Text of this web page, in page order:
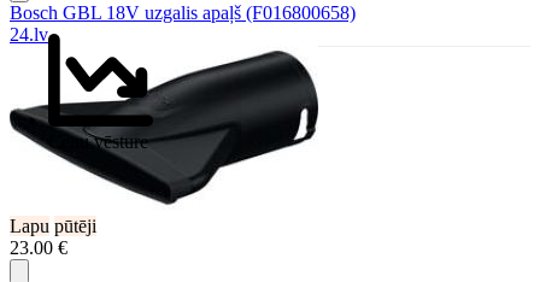
Cenu vēsture
Bosch GBL 18V uzgalis apaļš (F016800658)
24.lv
Lapu pūtēji
23.00 €